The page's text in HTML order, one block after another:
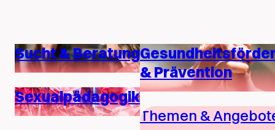
Sucht & Beratung
Sexualpädagogik
& Prävention
Themen &